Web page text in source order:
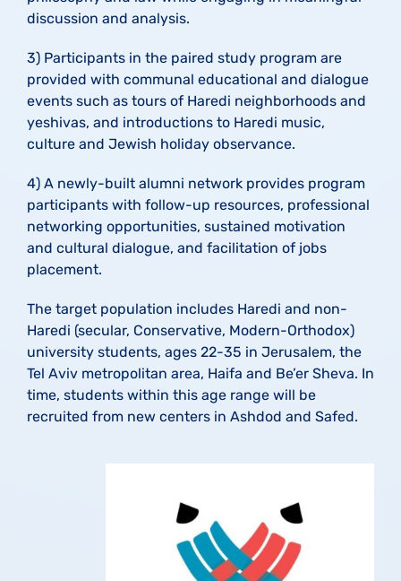
discussion and analysis.
3) Participants in the paired study program are
provided with communal educational and dialogue
events such as tours of Haredi neighborhoods and
yeshivas, and introductions to Haredi music,
culture and Jewish holiday observance.
4) A newly-built alumni network provides program
participants with follow-up resources, professional
networking opportunities, sustained motivation
and cultural dialogue, and facilitation of jobs
placement.
The target population includes Haredi and non-
Haredi (secular, Conservative, Modern-Orthodox)
university students, ages 22-35 in Jerusalem, the
Tel Aviv metropolitan area, Haifa and Be’er Sheva. In
time, students within this age range will be
recruited from new centers in Ashdod and Safed.